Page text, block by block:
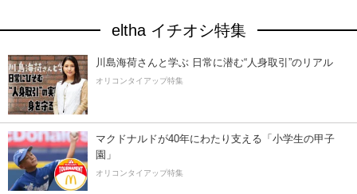
eltha イチオシ特集
川島海荷さんと学ぶ 日常に潜む“人身取引”のリアル
オリコンタイアップ特集
マクドナルドが40年にわたり支える「小学生の甲子
園」
オリコンタイアップ特集